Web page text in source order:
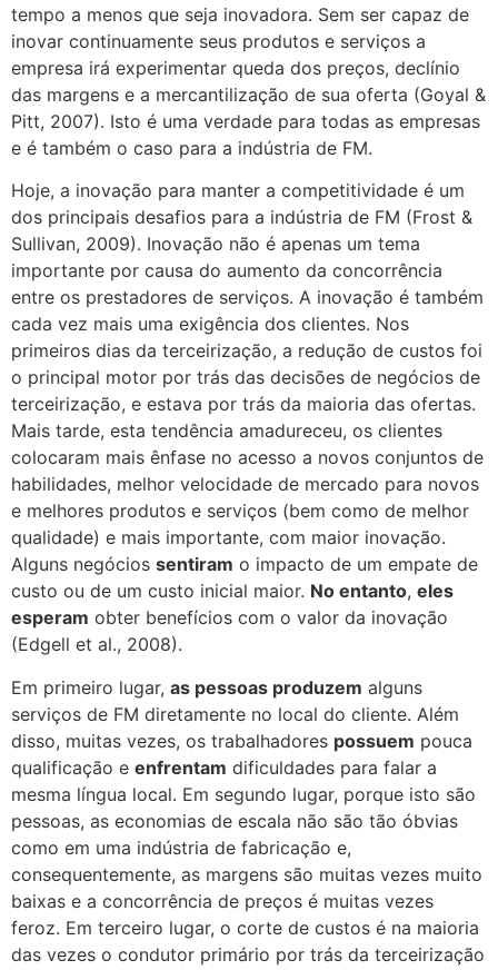
tempo a menos que seja inovadora. Sem ser capaz de
inovar continuamente seus produtos e serviços a
empresa irá experimentar queda dos preços, declínio
das margens e a mercantilização de sua oferta (Goyal &
Pitt, 2007). Isto é uma verdade para todas as empresas
e é também o caso para a indústria de FM.
Hoje, a inovação para manter a competitividade é um
dos principais desafios para a indústria de FM (Frost &
Sullivan, 2009). Inovação não é apenas um tema
importante por causa do aumento da concorrência
entre os prestadores de serviços. A inovação é também
cada vez mais uma exigência dos clientes. Nos
primeiros dias da terceirização, a redução de custos foi
o principal motor por trás das decisões de negócios de
terceirização, e estava por trás da maioria das ofertas.
Mais tarde, esta tendência amadureceu, os clientes
colocaram mais ênfase no acesso a novos conjuntos de
habilidades, melhor velocidade de mercado para novos
e melhores produtos e serviços (bem como de melhor
qualidade) e mais importante, com maior inovação.
Alguns negócios sentiram o impacto de um empate de
custo ou de um custo inicial maior. No entanto, eles
esperam obter benefícios com o valor da inovação
(Edgell et al., 2008).
Em primeiro lugar, as pessoas produzem alguns
serviços de FM diretamente no local do cliente. Além
disso, muitas vezes, os trabalhadores possuem pouca
qualificação e enfrentam dificuldades para falar a
mesma língua local. Em segundo lugar, porque isto são
pessoas, as economias de escala não são tão óbvias
como em uma indústria de fabricação e,
consequentemente, as margens são muitas vezes muito
baixas e a concorrência de preços é muitas vezes
feroz. Em terceiro lugar, o corte de custos é na maioria
das vezes o condutor primário por trás da terceirização